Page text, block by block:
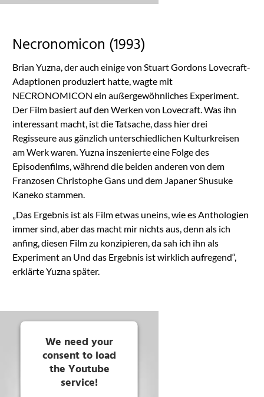
the list of technologies
Usercentrics Consent
Platform
Necronomicon (1993)
Brian Yuzna, der auch einige von Stuart Gordons Lovecraft-
Adaptionen produziert hatte, wagte mit
NECRONOMICON ein außergewöhnliches Experiment.
Der Film basiert auf den Werken von Lovecraft. Was ihn
interessant macht, ist die Tatsache, dass hier drei
Regisseure aus gänzlich unterschiedlichen Kulturkreisen
am Werk waren. Yuzna inszenierte eine Folge des
Episodenfilms, während die beiden anderen von dem
Franzosen Christophe Gans und dem Japaner Shusuke
Kaneko stammen.
„Das Ergebnis ist als Film etwas uneins, wie es Anthologien
immer sind, aber das macht mir nichts aus, denn als ich
anfing, diesen Film zu konzipieren, da sah ich ihn als
Experiment an Und das Ergebnis ist wirklich aufregend“,
erklärte Yuzna später.
We need your
consent to load
the Youtube
service!